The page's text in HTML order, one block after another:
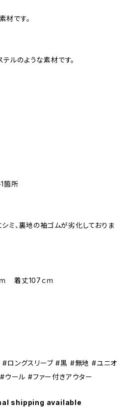
材です。
テルのような素材です。
箇所
シミ、裏地の袖ゴムが劣化しておりま
着丈107ｃｍ
ロングスリーブ #黒 #無地 #ユニオ
ウール #ファー付きアウター
shipping available